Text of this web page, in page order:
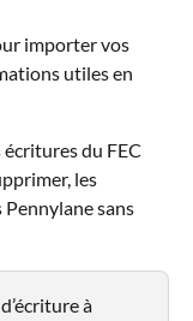
importer vos
utiles en
écritures du FEC
les
sans
à